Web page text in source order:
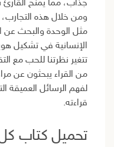
جذاب، مما يمنح
ومن خلال هذه
مثل الوحدة والبحث عن
الإنسانية في تشكيل
تتغير نظرتنا للحب مع
من القراء يبحثون عن
لفهم الرسائل العميقة
قراءته.
تحميل كتاب